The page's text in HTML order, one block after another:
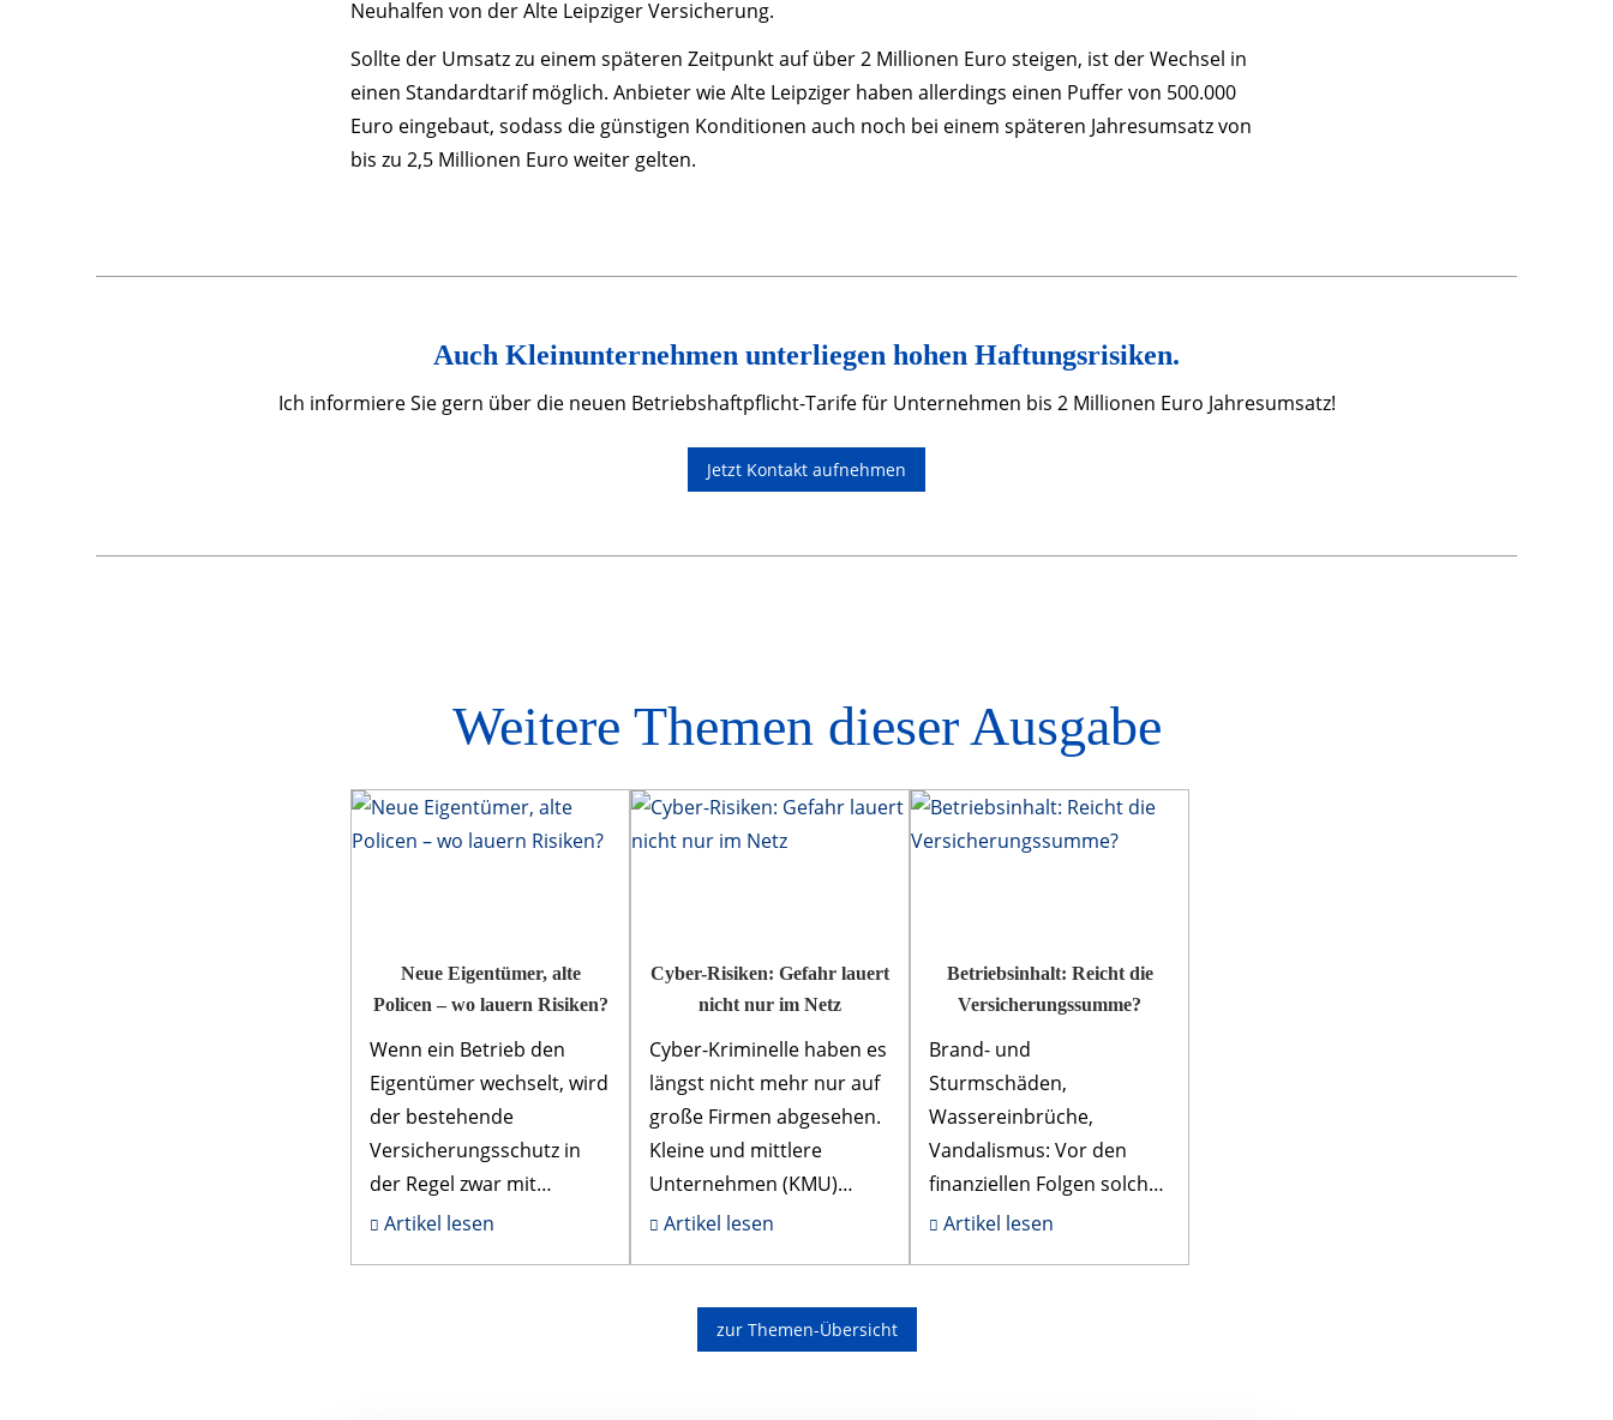
Neuhalfen von der Alte Leipziger Versicherung.
Sollte der Umsatz zu einem späteren Zeitpunkt auf über 2 Millionen Euro steigen, ist der Wechsel in
einen Standardtarif möglich. Anbieter wie Alte Leipziger haben allerdings einen Puffer von 500.000
Euro eingebaut, sodass die günstigen Konditionen auch noch bei einem späteren Jahresumsatz von
bis zu 2,5 Millionen Euro weiter gelten.
Auch Kleinunternehmen unterliegen hohen Haftungsrisiken.
Ich informiere Sie gern über die neuen Betriebshaftpflicht-Tarife für Unternehmen bis 2 Millionen Euro Jahresumsatz!
Jetzt Kontakt aufnehmen
Weitere Themen dieser Ausgabe
Neue Eigentümer, alte
Policen – wo lauern Risiken?
Wenn ein Betrieb den
Eigentümer wechselt, wird
der bestehende
Versicherungsschutz in
der Regel zwar mit
übernommen. Allerdings
Artikel lesen
Cyber-Risiken: Gefahr lauert
nicht nur im Netz
Cyber-Kriminelle haben es
längst nicht mehr nur auf
große Firmen abgesehen.
Kleine und mittlere
Unternehmen (KMU)
geraten immer häufiger
Artikel lesen
Betriebsinhalt: Reicht die
Versicherungs­summe?
Brand- und
Sturmschäden,
Wassereinbrüche,
Vandalismus: Vor den
finanziellen Folgen solcher
und anderer Ereignisse
Artikel lesen
zur Themen-Übersicht